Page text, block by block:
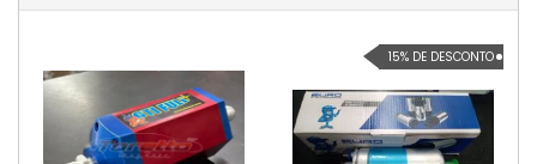
15% DE DESCONTO